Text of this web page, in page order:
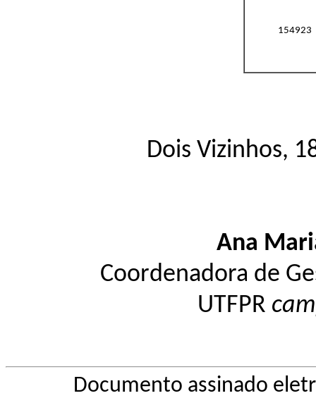
154923
Dois Vizinhos,
Ana
Coordenadora de
UTFPR
Documento assinado